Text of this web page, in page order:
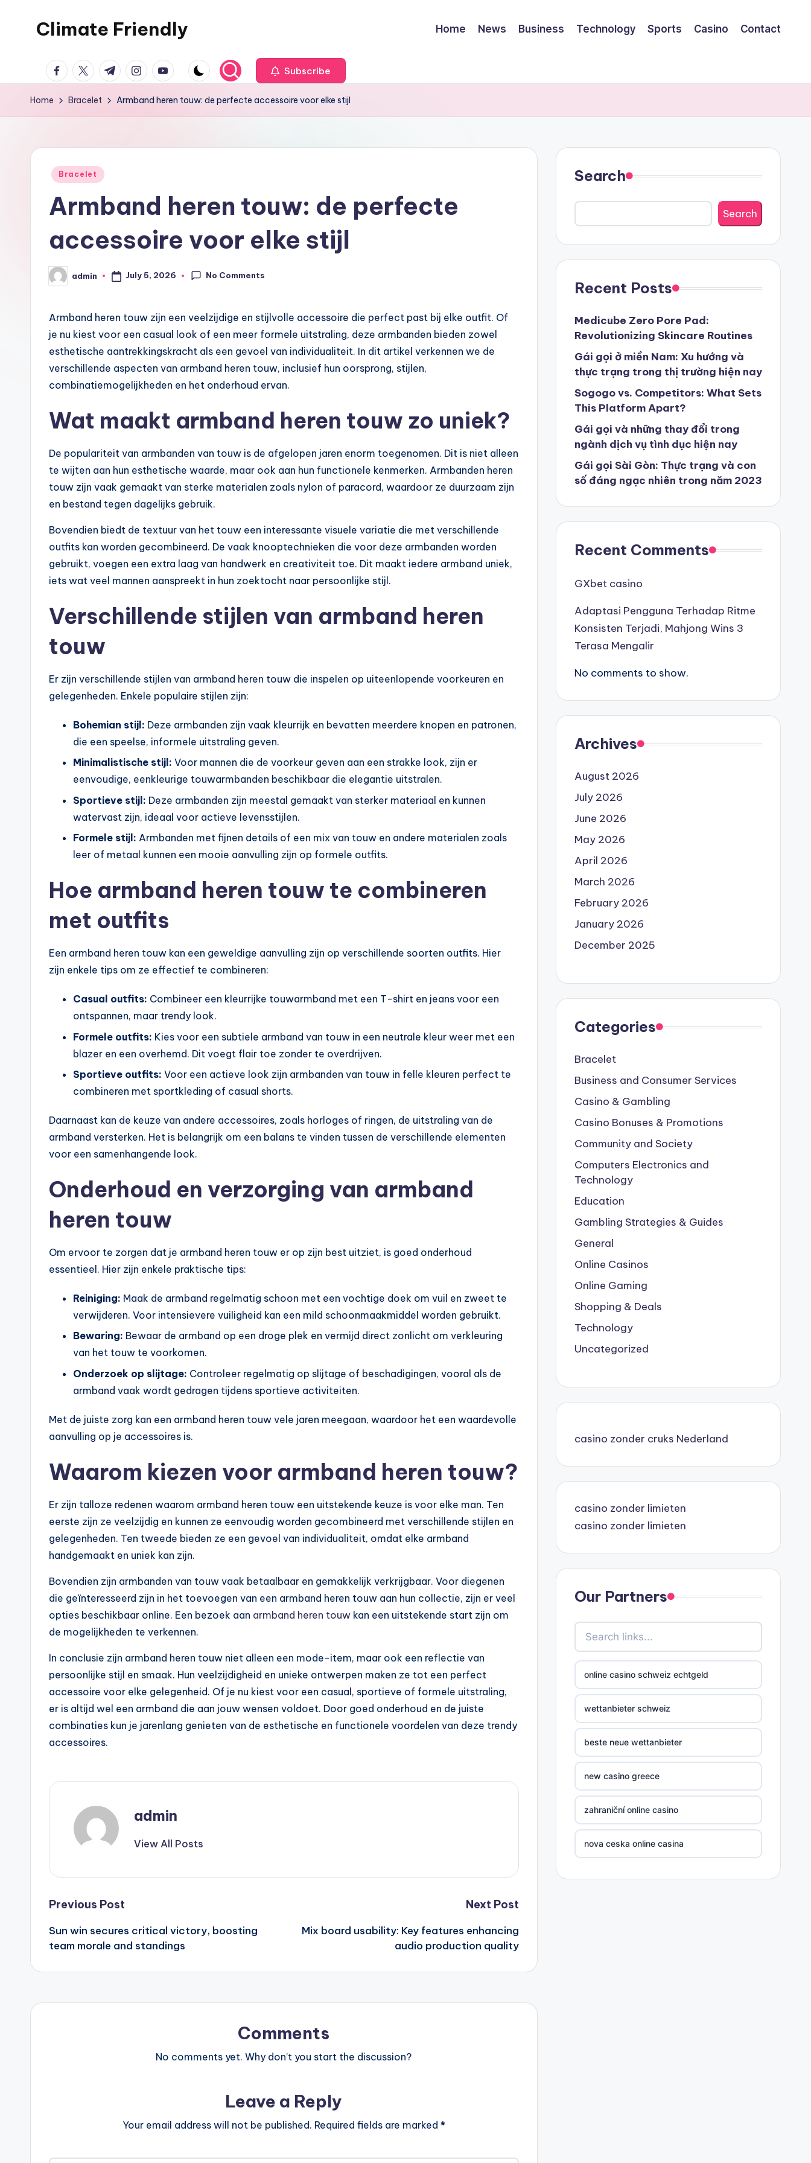
Climate Friendly
steps
to
live
Home News Business Technology Sports Casino Contact
facebook.com
twitter.com
t.me instagram.com
youtube.com Subscribe
Home Bracelet Armband heren touw: de perfecte accessoire voor elke stijl
Posted
Bracelet
Armband heren touw: de perfecte
accessoire voor elke stijl
Posted
by
admin July 5, 2026 No Comments
Armband heren touw zijn een veelzijdige en stijlvolle accessoire die perfect past bij elke outfit. Of
je nu kiest voor een casual look of een meer formele uitstraling, deze armbanden bieden zowel
esthetische aantrekkingskracht als een gevoel van individualiteit. In dit artikel verkennen we de
verschillende aspecten van armband heren touw, inclusief hun oorsprong, stijlen,
combinatiemogelijkheden en het onderhoud ervan.
Wat maakt armband heren touw zo uniek?
De populariteit van armbanden van touw is de afgelopen jaren enorm toegenomen. Dit is niet alleen
te wijten aan hun esthetische waarde, maar ook aan hun functionele kenmerken. Armbanden heren
touw zijn vaak gemaakt van sterke materialen zoals nylon of paracord, waardoor ze duurzaam zijn
en bestand tegen dagelijks gebruik.
Bovendien biedt de textuur van het touw een interessante visuele variatie die met verschillende
outfits kan worden gecombineerd. De vaak knooptechnieken die voor deze armbanden worden
gebruikt, voegen een extra laag van handwerk en creativiteit toe. Dit maakt iedere armband uniek,
iets wat veel mannen aanspreekt in hun zoektocht naar persoonlijke stijl.
Verschillende stijlen van armband heren
touw
Er zijn verschillende stijlen van armband heren touw die inspelen op uiteenlopende voorkeuren en
gelegenheden. Enkele populaire stijlen zijn:
Bohemian stijl: Deze armbanden zijn vaak kleurrijk en bevatten meerdere knopen en patronen,
die een speelse, informele uitstraling geven.
Minimalistische stijl: Voor mannen die de voorkeur geven aan een strakke look, zijn er
eenvoudige, eenkleurige touwarmbanden beschikbaar die elegantie uitstralen.
Sportieve stijl: Deze armbanden zijn meestal gemaakt van sterker materiaal en kunnen
watervast zijn, ideaal voor actieve levensstijlen.
Formele stijl: Armbanden met fijnen details of een mix van touw en andere materialen zoals
leer of metaal kunnen een mooie aanvulling zijn op formele outfits.
Hoe armband heren touw te combineren
met outfits
Een armband heren touw kan een geweldige aanvulling zijn op verschillende soorten outfits. Hier
zijn enkele tips om ze effectief te combineren:
Casual outfits: Combineer een kleurrijke touwarmband met een T-shirt en jeans voor een
ontspannen, maar trendy look.
Formele outfits: Kies voor een subtiele armband van touw in een neutrale kleur weer met een
blazer en een overhemd. Dit voegt flair toe zonder te overdrijven.
Sportieve outfits: Voor een actieve look zijn armbanden van touw in felle kleuren perfect te
combineren met sportkleding of casual shorts.
Daarnaast kan de keuze van andere accessoires, zoals horloges of ringen, de uitstraling van de
armband versterken. Het is belangrijk om een balans te vinden tussen de verschillende elementen
voor een samenhangende look.
Onderhoud en verzorging van armband
heren touw
Om ervoor te zorgen dat je armband heren touw er op zijn best uitziet, is goed onderhoud
essentieel. Hier zijn enkele praktische tips:
Reiniging: Maak de armband regelmatig schoon met een vochtige doek om vuil en zweet te
verwijderen. Voor intensievere vuiligheid kan een mild schoonmaakmiddel worden gebruikt.
Bewaring: Bewaar de armband op een droge plek en vermijd direct zonlicht om verkleuring
van het touw te voorkomen.
Onderzoek op slijtage: Controleer regelmatig op slijtage of beschadigingen, vooral als de
armband vaak wordt gedragen tijdens sportieve activiteiten.
Met de juiste zorg kan een armband heren touw vele jaren meegaan, waardoor het een waardevolle
aanvulling op je accessoires is.
Waarom kiezen voor armband heren touw?
Er zijn talloze redenen waarom armband heren touw een uitstekende keuze is voor elke man. Ten
eerste zijn ze veelzijdig en kunnen ze eenvoudig worden gecombineerd met verschillende stijlen en
gelegenheden. Ten tweede bieden ze een gevoel van individualiteit, omdat elke armband
handgemaakt en uniek kan zijn.
Bovendien zijn armbanden van touw vaak betaalbaar en gemakkelijk verkrijgbaar. Voor diegenen
die geïnteresseerd zijn in het toevoegen van een armband heren touw aan hun collectie, zijn er veel
opties beschikbaar online. Een bezoek aan armband heren touw kan een uitstekende start zijn om
de mogelijkheden te verkennen.
In conclusie zijn armband heren touw niet alleen een mode-item, maar ook een reflectie van
persoonlijke stijl en smaak. Hun veelzijdigheid en unieke ontwerpen maken ze tot een perfect
accessoire voor elke gelegenheid. Of je nu kiest voor een casual, sportieve of formele uitstraling,
er is altijd wel een armband die aan jouw wensen voldoet. Door goed onderhoud en de juiste
combinaties kun je jarenlang genieten van de esthetische en functionele voordelen van deze trendy
accessoires.
admin
View All Posts
Post
navigation
Previous Post
Sun win secures critical victory, boosting
team morale and standings
Next Post
Mix board usability: Key features enhancing
audio production quality
Comments
No comments yet. Why don’t you start the discussion?
Leave a Reply
Your email address will not be published. Required fields are marked *
Search
Search
Recent Posts
Medicube Zero Pore Pad:
Revolutionizing Skincare Routines
Gái gọi ở miền Nam: Xu hướng và
thực trạng trong thị trường hiện nay
Sogogo vs. Competitors: What Sets
This Platform Apart?
Gái gọi và những thay đổi trong
ngành dịch vụ tình dục hiện nay
Gái gọi Sài Gòn: Thực trạng và con
số đáng ngạc nhiên trong năm 2023
Recent Comments
GXbet casino
Adaptasi Pengguna Terhadap Ritme
Konsisten Terjadi, Mahjong Wins 3
Terasa Mengalir
No comments to show.
Archives
August 2026
July 2026
June 2026
May 2026
April 2026
March 2026
February 2026
January 2026
December 2025
Categories
Bracelet
Business and Consumer Services
Casino & Gambling
Casino Bonuses & Promotions
Community and Society
Computers Electronics and
Technology
Education
Gambling Strategies & Guides
General
Online Casinos
Online Gaming
Shopping & Deals
Technology
Uncategorized
casino zonder cruks Nederland
casino zonder limieten
casino zonder limieten
Our Partners
online casino schweiz echtgeld
wettanbieter schweiz
beste neue wettanbieter
new casino greece
zahraniční online casino
nova ceska online casina
στοιχηματικες εταιριες ελλαδα